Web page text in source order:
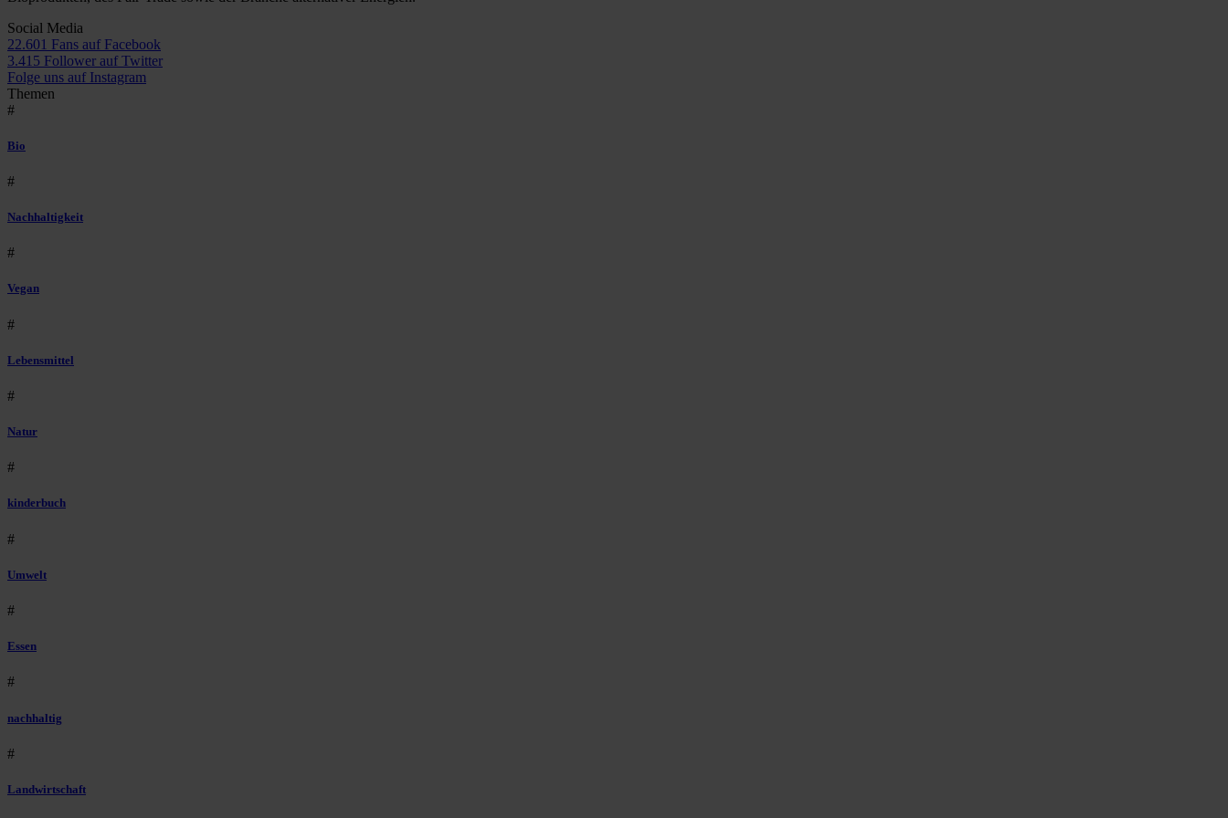
Social Media
22.601 Fans auf Facebook
3.415 Follower auf Twitter
Folge uns auf Instagram
Themen
#
Bio
#
Nachhaltigkeit
#
Vegan
#
Lebensmittel
#
Natur
#
kinderbuch
#
Umwelt
#
Essen
#
nachhaltig
#
Landwirtschaft